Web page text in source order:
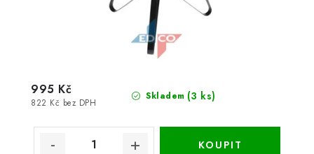
Skladem (3 ks)
822 Kč bez DPH
995 Kč